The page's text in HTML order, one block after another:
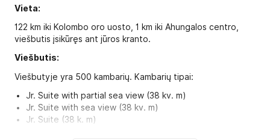
Vieta:
122 km iki Kolombo oro uosto, 1 km iki Ahungalos centro,
viešbutis įsikūręs ant jūros kranto.
Viešbutis:
Viešbutyje yra 500 kambarių. Kambarių tipai:
Jr. Suite with partial sea view (38 kv. m)
Jr. Suite with sea view (38 kv. m)
Jr. Suite (38 k. m)